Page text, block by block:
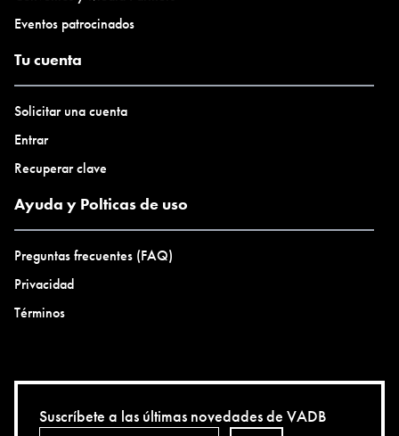
Eventos patrocinados
Tu cuenta
Solicitar una cuenta
Entrar
Recuperar clave
Ayuda y Polticas de uso
Preguntas frecuentes (FAQ)
Privacidad
Términos
Suscríbete a las últimas novedades de VADB